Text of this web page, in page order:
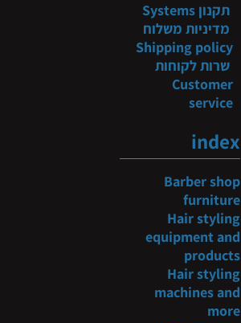
תקנון Systems
מדיניות משלוח
Shipping policy
שרות לקוחות
Customer
service
index
Barber shop
furniture
Hair styling
equipment and
products
Hair styling
machines and
more